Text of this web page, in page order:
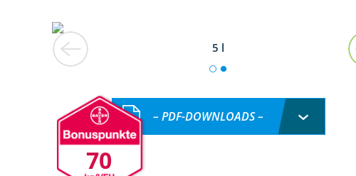
5 l
70
– PDF-DOWNLOADS –